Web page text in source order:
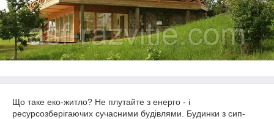
Що таке еко-житло? Не плутайте з енерго - і
ресурсозберігаючих сучасними будівлями. Будинки з сип-